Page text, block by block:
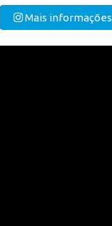
Mais informações